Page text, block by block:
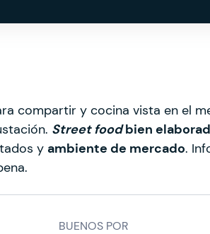
compartir y cocina vista en el
Street foodbien
y ambiente de mercado.
BUENOS POR